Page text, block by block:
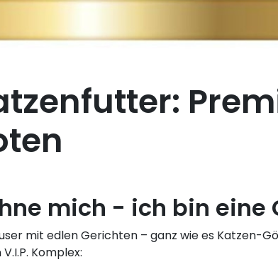
mich - ich bin eine
mit edlen Gerichten – ganz wie es
Komplex: